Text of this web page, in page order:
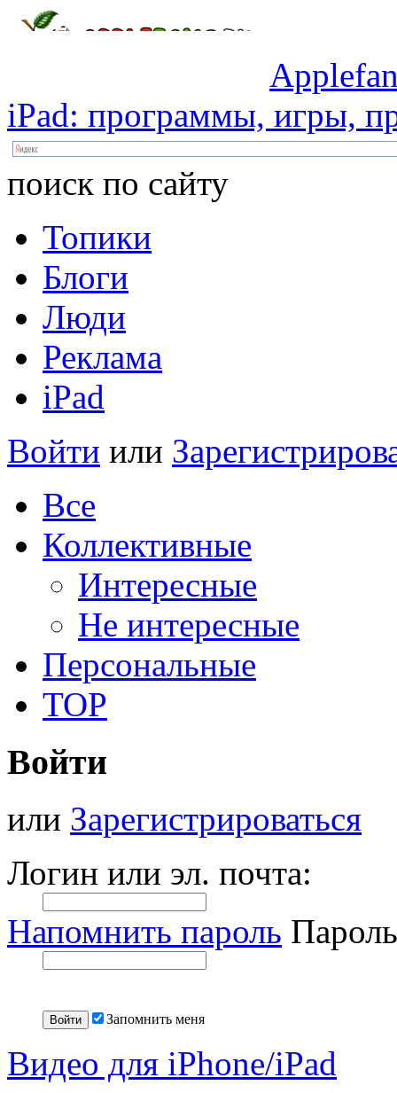
iPad: программы, игры,
поиск по сайту
Топики
Блоги
Люди
Реклама
iPad
Войти или
Все
Коллективные
Интересные
Не интересные
Персональные
TOP
Войти
или Зарегистрироваться
Логин или эл. почта:
Напомнить пароль
Запомнить меня
Видео для iPhone/iPad